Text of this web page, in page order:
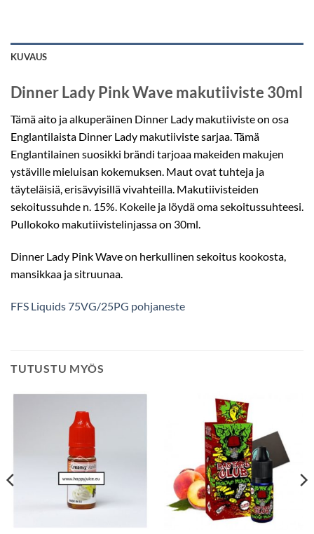
KUVAUS
Dinner Lady Pink Wave makutiiviste 30ml
Tämä aito ja alkuperäinen Dinner Lady makutiiviste on osa
Englantilaista Dinner Lady makutiiviste sarjaa. Tämä
Englantilainen suosikki brändi tarjoaa makeiden makujen
ystäville mieluisan kokemuksen. Maut ovat tuhteja ja
täyteläisiä, erisävyisillä vivahteilla. Makutiivisteiden
sekoitussuhde n. 15%. Kokeile ja löydä oma sekoitussuhteesi.
Pullokoko makutiivistelinjassa on 30ml.
Dinner Lady Pink Wave on herkullinen sekoitus kookosta,
mansikkaa ja sitruunaa.
FFS Liquids 75VG/25PG pohjaneste
TUTUSTU MYÖS